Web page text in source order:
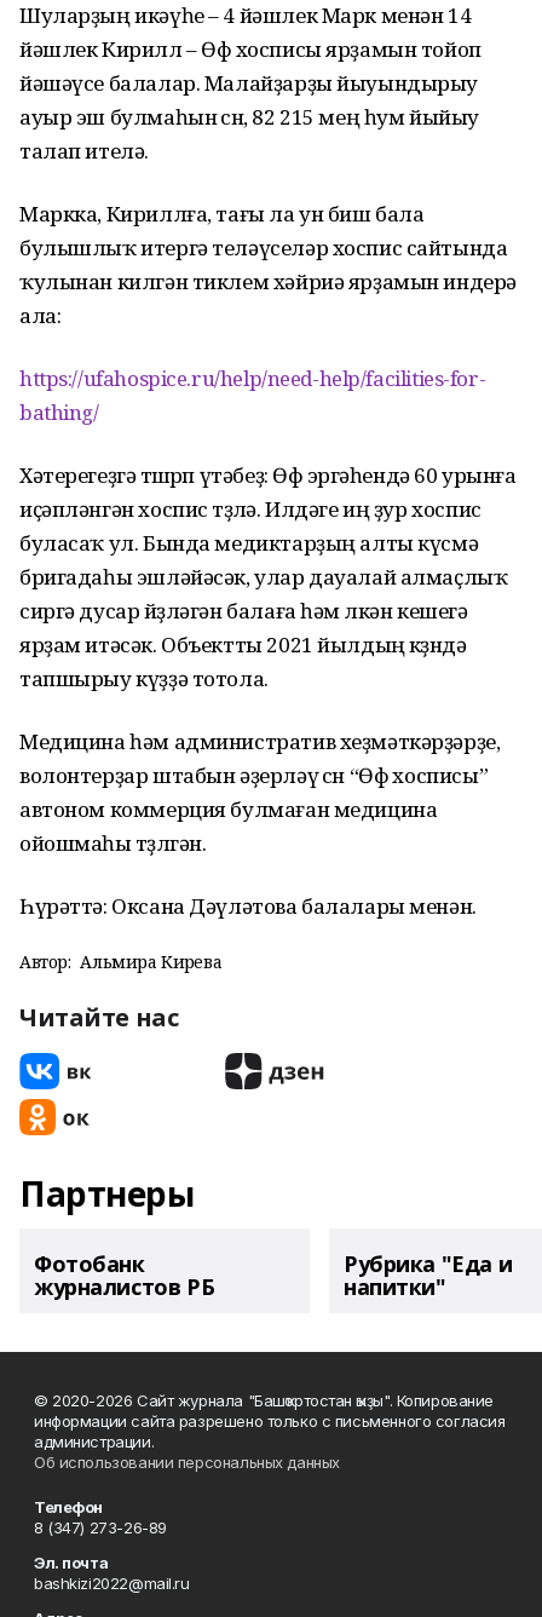
Шуларҙың икәүһе – 4 йәшлек Марк менән 14
йәшлек Кирилл – Өфө хосписы ярҙамын тойоп
йәшәүсе балалар. Малайҙарҙы йыуындырыу
ауыр эш булмаһын өсөн, 82 215 мең һум йыйыу
талап ителә.
Маркка, Кириллға, тағы ла ун биш бала
булышлыҡ итергә теләүселәр хоспис сайтында
ҡулынан килгән тиклем хәйриә ярҙамын индерә
ала:
https://ufahospice.ru/help/need-help/facilities-for-
bathing/
Хәтерегеҙгә төшөрөп үтәбеҙ: Өфө эргәһендә 60 урынға
иҫәпләнгән хоспис төҙөлә. Илдәге иң ҙур хоспис
буласаҡ ул. Бында медиктарҙың алты күсмә
бригадаһы эшләйәсәк, улар дауалай алмаҫлыҡ
сиргә дусар йөҙләгән балаға һәм өлкән кешегә
ярҙам итәсәк. Объектты 2021 йылдың көҙөндә
тапшырыу күҙҙә тотола.
Медицина һәм административ хеҙмәткәрҙәрҙе,
волонтерҙар штабын әҙерләү өсөн “Өфө хосписы”
автоном коммерция булмаған медицина
ойошмаһы төҙөлгән.
Һүрәттә: Оксана Дәүләтова балалары менән.
Автор: Альмира Кирәева
Читайте нас
Партнеры
Фотобанк
журналистов РБ
Рубрика "Еда и
напитки"
© 2020-2026 Сайт журнала "Башҡортостан ҡыҙы". Копирование
информации сайта разрешено только с письменного согласия
администрации.
Об использовании персональных данных
Телефон
8 (347) 273-26-89
Эл. почта
bashkizi2022@mail.ru